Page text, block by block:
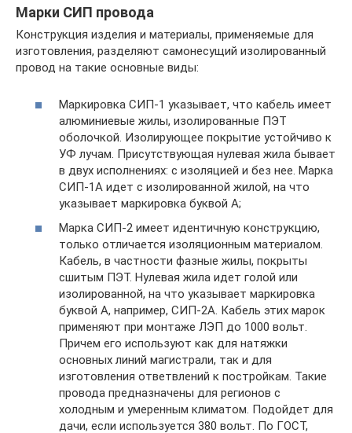
Марки СИП провода
Конструкция изделия и материалы, применяемые для
изготовления, разделяют самонесущий изолированный
провод на такие основные виды:
Маркировка СИП-1 указывает, что кабель имеет
алюминиевые жилы, изолированные ПЭТ
оболочкой. Изолирующее покрытие устойчиво к
УФ лучам. Присутствующая нулевая жила бывает
в двух исполнениях: с изоляцией и без нее. Марка
СИП-1А идет с изолированной жилой, на что
указывает маркировка буквой А;
Марка СИП-2 имеет идентичную конструкцию,
только отличается изоляционным материалом.
Кабель, в частности фазные жилы, покрыты
сшитым ПЭТ. Нулевая жила идет голой или
изолированной, на что указывает маркировка
буквой А, например, СИП-2А. Кабель этих марок
применяют при монтаже ЛЭП до 1000 вольт.
Причем его используют как для натяжки
основных линий магистрали, так и для
изготовления ответвлений к постройкам. Такие
провода предназначены для регионов с
холодным и умеренным климатом. Подойдет для
дачи, если используется 380 вольт. По ГОСТ,